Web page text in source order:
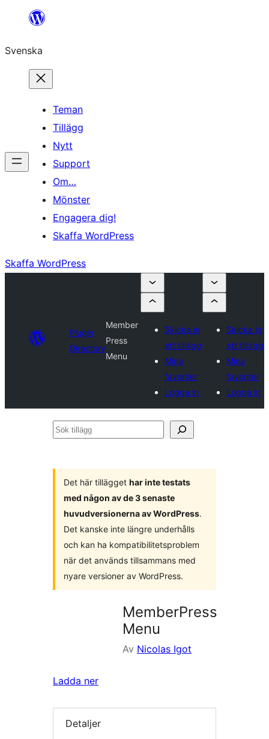
Hoppa
innehåll
Svenska
Teman
Tillägg
Nytt
Support
Om…
Mönster
Engagera dig!
Skaffa WordPress
Skaffa WordPress
Plugin
Directory
Member
Press
Menu
Skicka in
ett tillägg
Mina
favoriter
Logga in
Skicka in
ett tillägg
Mina
favoriter
Logga in
Sök
Det här tillägget har inte testats
med någon av de 3 senaste
huvudversionerna av WordPress.
Det kanske inte längre underhålls
och kan ha kompatibilitetsproblem
när det används tillsammans med
nyare versioner av WordPress.
MemberPress
Menu
Av Nicolas Igot
Ladda ner
Detaljer